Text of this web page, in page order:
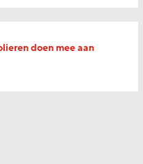
doen mee aan